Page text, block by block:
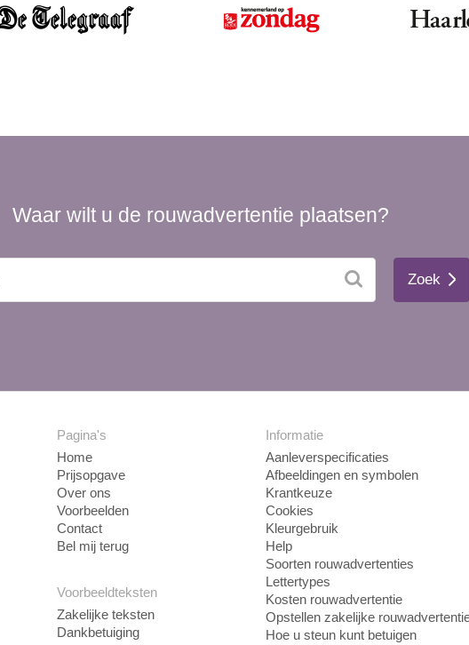
Waar wilt u de rouwadvertentie plaatsen?
Zoek
Pagina's
Home
Prijsopgave
Over ons
Voorbeelden
Contact
Bel mij terug
Voorbeeldteksten
Zakelijke teksten
Dankbetuiging
Informatie
Aanleverspecificaties
Afbeeldingen en symbolen
Krantkeuze
Cookies
Kleurgebruik
Help
Soorten rouwadvertenties
Lettertypes
Kosten rouwadvertentie
Opstellen zakelijke
Hoe u steun kunt betuigen